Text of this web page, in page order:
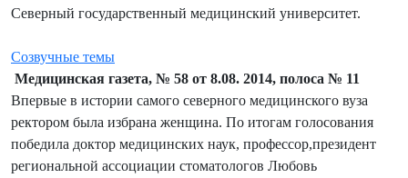
Северный государственный медицинский университет.
Созвучные темы
Медицинская газета, № 58 от 8.08. 2014, полоса № 11
Впервые в истории самого северного медицинского вуза
ректором была избрана женщина. По итогам голосования
победила доктор медицинских наук, профессор,президент
региональной ассоциации стоматологов Любовь